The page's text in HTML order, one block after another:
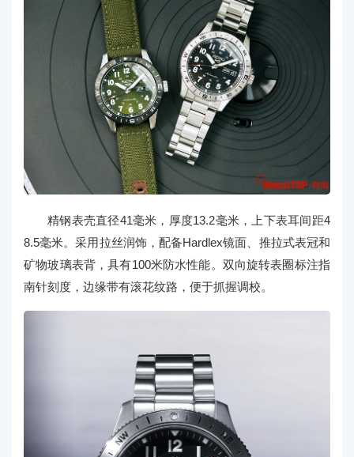
精钢表壳直径41毫米，厚度13.2毫米，上下表耳间距4
8.5毫米。采用拉丝润饰，配备Hardlex镜面、推拉式表冠和
矿物玻璃表背，具有100米防水性能。双向旋转表圈标注指
南针刻度，边缘带有滚花纹路，便于抓握调校。